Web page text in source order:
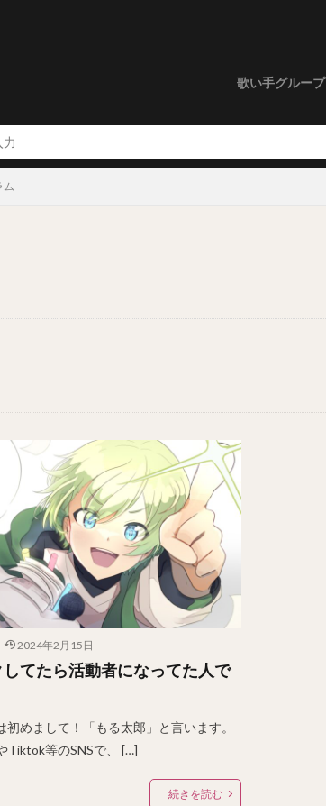
歌い手グループ
ム
2024年2月15日
てたら活動者になってた人で
初めまして！「もる太郎」と言います。
Tiktok等のSNSで、 […]
続きを読む